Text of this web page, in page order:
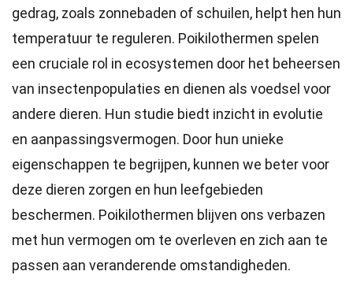
gedrag, zoals zonnebaden of schuilen, helpt hen hun
temperatuur te reguleren. Poikilothermen spelen
een cruciale rol in ecosystemen door het beheersen
van insectenpopulaties en dienen als voedsel voor
andere dieren. Hun studie biedt inzicht in evolutie
en aanpassingsvermogen. Door hun unieke
eigenschappen te begrijpen, kunnen we beter voor
deze dieren zorgen en hun leefgebieden
beschermen. Poikilothermen blijven ons verbazen
met hun vermogen om te overleven en zich aan te
passen aan veranderende omstandigheden.